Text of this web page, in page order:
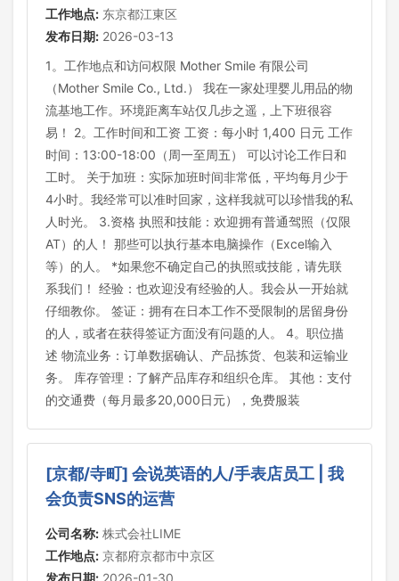
工作地点: 东京都江東区
发布日期: 2026-03-13
1。工作地点和访问权限 Mother Smile 有限公司
（Mother Smile Co., Ltd.） 我在一家处理婴儿用品的物
流基地工作。环境距离车站仅几步之遥，上下班很容
易！ 2。工作时间和工资 工资：每小时 1,400 日元 工作
时间：13:00-18:00（周一至周五） 可以讨论工作日和
工时。 关于加班：实际加班时间非常低，平均每月少于
4小时。我经常可以准时回家，这样我就可以珍惜我的私
人时光。 3.资格 执照和技能：欢迎拥有普通驾照（仅限
AT）的人！ 那些可以执行基本电脑操作（Excel输入
等）的人。 *如果您不确定自己的执照或技能，请先联
系我们！ 经验：也欢迎没有经验的人。我会从一开始就
仔细教你。 签证：拥有在日本工作不受限制的居留身份
的人，或者在获得签证方面没有问题的人。 4。职位描
述 物流业务：订单数据确认、产品拣货、包装和运输业
务。 库存管理：了解产品库存和组织仓库。 其他：支付
的交通费（每月最多20,000日元），免费服装
[京都/寺町] 会说英语的人/手表店员工 | 我
会负责SNS的运营
公司名称: 株式会社LIME
工作地点: 京都府京都市中京区
发布日期: 2026-01-30